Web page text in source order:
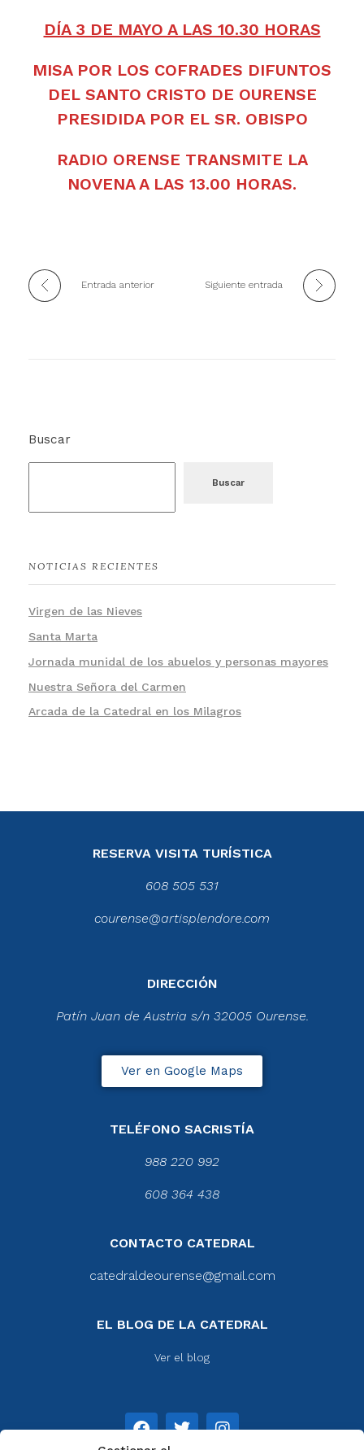
DÍA 3 DE MAYO A LAS 10.30 HORAS
MISA POR LOS COFRADES DIFUNTOS
DEL SANTO CRISTO DE OURENSE
PRESIDIDA POR EL SR. OBISPO
RADIO ORENSE TRANSMITE LA
NOVENA A LAS 13.00 HORAS.
Entrada anterior Siguiente entrada
Buscar
Buscar
NOTICIAS RECIENTES
Virgen de las Nieves
Santa Marta
Jornada munidal de los abuelos y personas mayores
Nuestra Señora del Carmen
Arcada de la Catedral en los Milagros
RESERVA VISITA TURÍSTICA
608 505 531
courense@artisplendore.com
DIRECCIÓN
Patín Juan de Austria s/n 32005 Ourense.
Ver en Google Maps
TELÉFONO SACRISTÍA
988 220 992
608 364 438
CONTACTO CATEDRAL
catedraldeourense@gmail.com
EL BLOG DE LA CATEDRAL
Ver el blog